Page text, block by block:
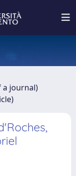
a journal)